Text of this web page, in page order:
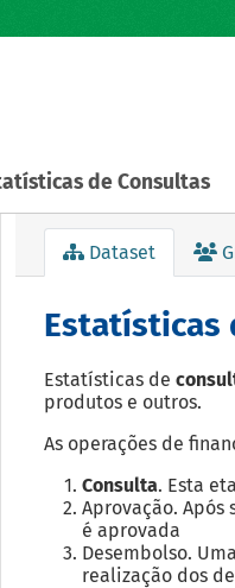
de Consultas
Dataset
Estatísticas
Estatísticas de
produtos e outros.
As operações de
Consulta. Esta
Aprovação.
é aprovada
Desembolso.
realização dos